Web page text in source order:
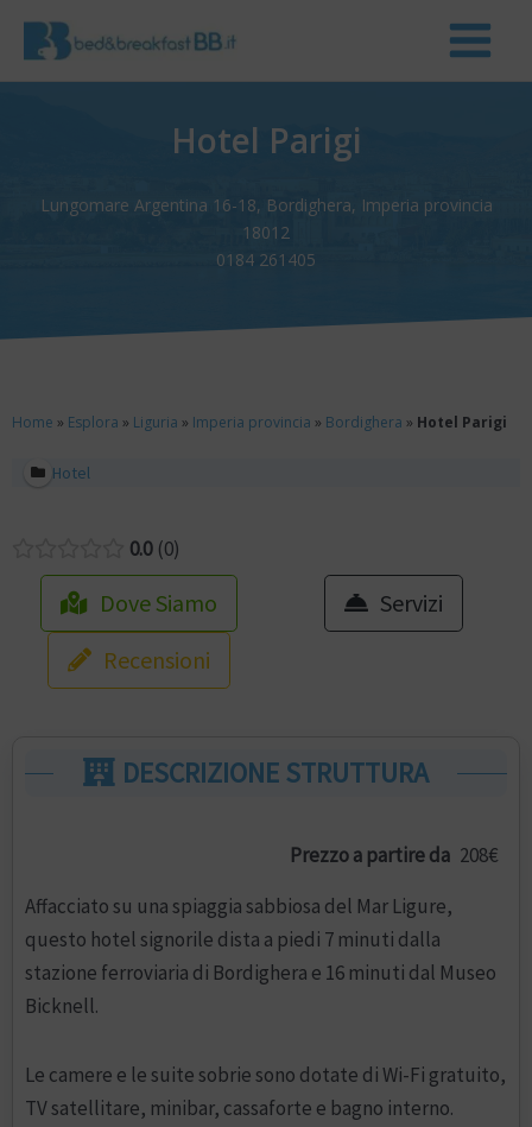
Hotel Parigi
Lungomare Argentina 16-18, Bordighera, Imperia provincia
18012
0184 261405
Home » Esplora » Liguria » Imperia provincia » Bordighera » Hotel Parigi
Hotel
0.0 0
Dove Siamo
Servizi
Recensioni
DESCRIZIONE STRUTTURA
Prezzo a partire da 208€
Affacciato su una spiaggia sabbiosa del Mar Ligure,
questo hotel signorile dista a piedi 7 minuti dalla
stazione ferroviaria di Bordighera e 16 minuti dal Museo
Bicknell.
Le camere e le suite sobrie sono dotate di Wi-Fi gratuito,
TV satellitare, minibar, cassaforte e bagno interno.